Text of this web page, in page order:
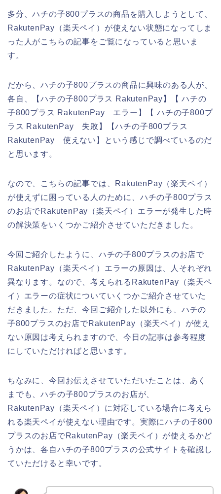
多分、ハチの子800プラスの商品を購入しようとして、
RakutenPay（楽天ペイ）が使えない状態になってしま
った人がこちらの記事をご覧になっていると思いま
す。
だから、ハチの子800プラスの商品に興味のある人が、
各自、【ハチの子800プラス RakutenPay】【 ハチの
子800プラス RakutenPay エラー】【 ハチの子800プ
ラス RakutenPay 失敗】【ハチの子800プラス
RakutenPay 使えない】という感じで調べているのだ
と思います。
なので、こちらの記事では、RakutenPay（楽天ペイ）
が使えずに困っている人のために、ハチの子800プラス
のお店でRakutenPay（楽天ペイ）エラーが発生した時
の解決策をいくつかご紹介させていただきました。
今回ご紹介したように、ハチの子800プラスのお店で
RakutenPay（楽天ペイ）エラーの原因は、人それぞれ
異なります。なので、考えられるRakutenPay（楽天ペ
イ）エラーの症状についていくつかご紹介させていた
だきました。ただ、今回ご紹介した以外にも、ハチの
子800プラスのお店でRakutenPay（楽天ペイ）が使え
ない原因は考えられますので、今日の記事は参考程度
にしていただければと思います。
ちなみに、今回お伝えさせていただいたことは、あく
までも、ハチの子800プラスのお店が、
RakutenPay（楽天ペイ）に対応している場合に考えら
れる楽天ペイが使えない理由です。実際にハチの子800
プラスのお店でRakutenPay（楽天ペイ）が使えるかど
うかは、各自ハチの子800プラスの公式サイトを確認し
ていただけると幸いです。